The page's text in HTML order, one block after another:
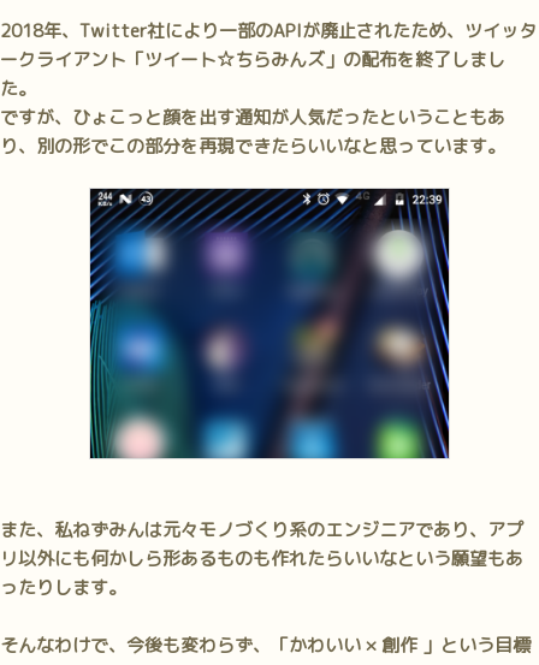
2018年、Twitter社により一部のAPIが廃止されたため、ツイッタ
ークライアント「ツイート☆ちらみんズ」の配布を終了しまし
た。
ですが、ひょこっと顔を出す通知が人気だったということもあ
り、別の形でこの部分を再現できたらいいなと思っています。
また、私ねずみんは元々モノづくり系のエンジニアであり、アプ
リ以外にも何かしら形あるものも作れたらいいなという願望もあ
ったりします。
そんなわけで、今後も変わらず、「かわいい × 創作 」という目標